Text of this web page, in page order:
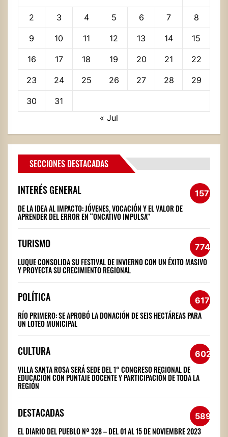
2 3 4 5 6 7 8
9 10 11 12 13 14 15
16 17 18 19 20 21 22
23 24 25 26 27 28 29
30
31
« Jul
SECCIONES DESTACADAS
INTERÉS GENERAL 1572
DE LA IDEA AL IMPACTO: JÓVENES, VOCACIÓN Y EL VALOR DE
APRENDER DEL ERROR EN “ONCATIVO IMPULSA”
TURISMO 774
LUQUE CONSOLIDA SU FESTIVAL DE INVIERNO CON UN ÉXITO MASIVO
Y PROYECTA SU CRECIMIENTO REGIONAL
POLÍTICA 617
RÍO PRIMERO: SE APROBÓ LA DONACIÓN DE SEIS HECTÁREAS PARA
UN LOTEO MUNICIPAL
CULTURA 602
VILLA SANTA ROSA SERÁ SEDE DEL 1° CONGRESO REGIONAL DE
EDUCACIÓN CON PUNTAJE DOCENTE Y PARTICIPACIÓN DE TODA LA
REGIÓN
DESTACADAS 589
EL DIARIO DEL PUEBLO Nº 328 – DEL 01 AL 15 DE NOVIEMBRE 2023